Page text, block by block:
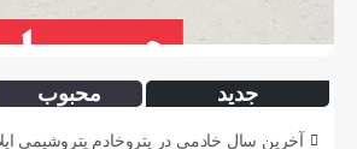
جدید محبوب
آخرین سال خادمی در پتروخادم پتروشیمی